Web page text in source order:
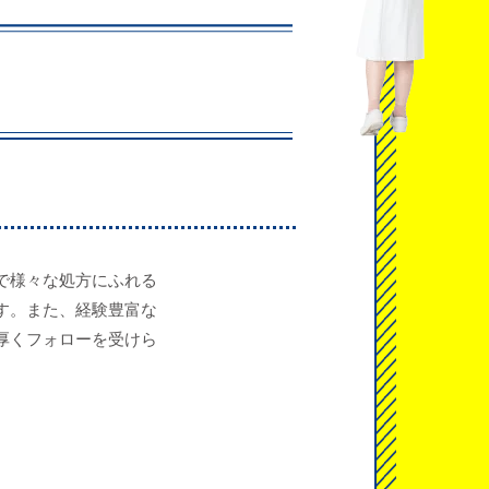
様々な処方にふれる
。また、経験豊富な
くフォローを受けら